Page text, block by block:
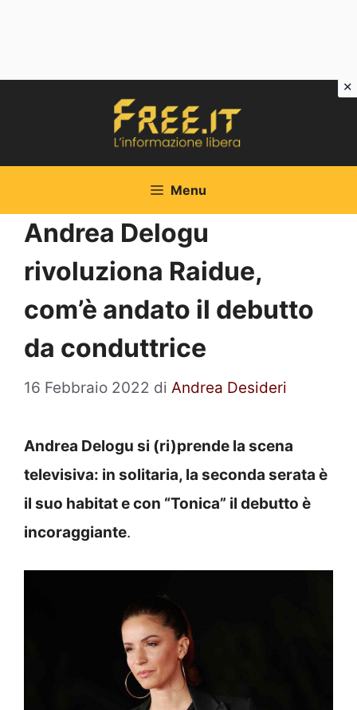
Menu
Andrea Delogu
rivoluziona Raidue,
com’è andato il debutto
da conduttrice
16 Febbraio 2022 di Andrea Desideri
Andrea Delogu si (ri)prende la scena
televisiva: in solitaria, la seconda serata è
il suo habitat e con “Tonica” il debutto è
incoraggiante.